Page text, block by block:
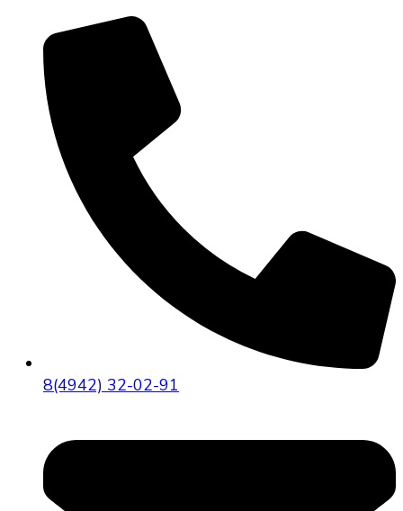
8(4942) 32-02-91